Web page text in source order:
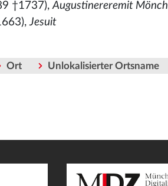
†1737),Augustinereremit Mönch
Jesuit
Ort Unlokalisierter Ortsname